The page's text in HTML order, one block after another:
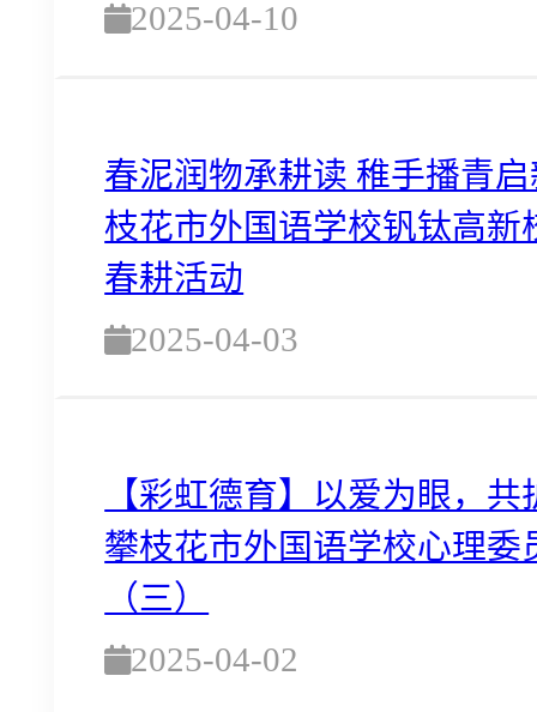
2025-04-10
春泥润物承耕读 稚手播青
枝花市外国语学校钒钛高新
春耕活动
2025-04-03
【彩虹德育】以爱为眼，
攀枝花市外国语学校心理委
（三）
2025-04-02